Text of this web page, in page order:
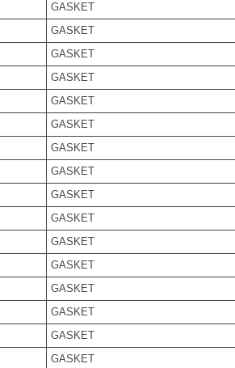
GASKET
GASKET
GASKET
GASKET
GASKET
GASKET
GASKET
GASKET
GASKET
GASKET
GASKET
GASKET
GASKET
GASKET
GASKET
GASKET